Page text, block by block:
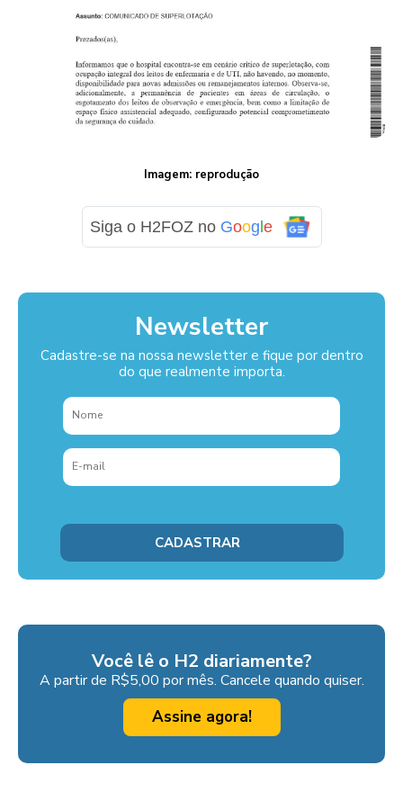
Imagem: reprodução
Siga o H2FOZ no Goog e
Newsletter
Cadastre-se na nossa newsletter e fique por dentro
do que realmente importa.
Você lê o H2 diariamente?
A partir de R$5,00 por mês. Cancele quando quiser.
Assine agora!